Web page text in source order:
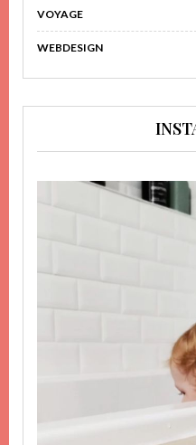
VOYAGE
WEBDESIGN